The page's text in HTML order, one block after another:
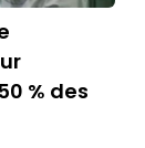
% des